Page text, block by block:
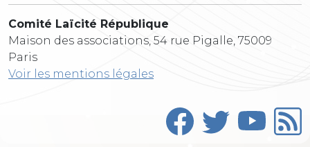
Comité Laïcité République
Maison des associations, 54 rue Pigalle, 75009
Paris
Voir les mentions légales